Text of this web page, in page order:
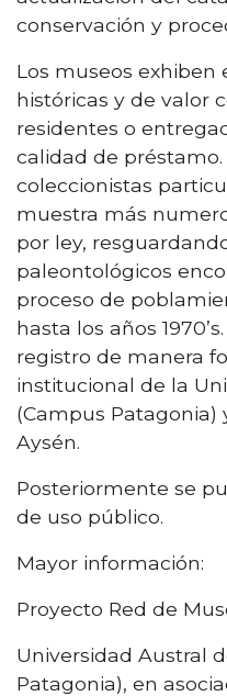
conservación y
Los museos exhiben
históricas y de valor
residentes o
calidad de préstamo.
coleccionistas
muestra más
por ley,
paleontológicos
proceso de
hasta los años
registro de manera
institucional de la
(Campus Patagonia)
Aysén.
Posteriormente se
de uso público.
Mayor información:
Proyecto Red de
Universidad Austral
Patagonia), en